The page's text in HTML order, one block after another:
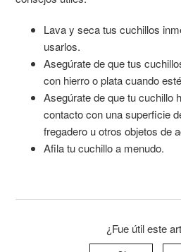
Lava y seca tus cuchillos
usarlos.
Asegúrate de que tus
con hierro o plata cuando
Asegúrate de que tu cuchillo
contacto con una superficie
fregadero u otros objetos de
Afila tu cuchillo a menudo.
¿Fue útil este